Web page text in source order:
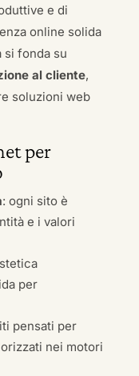
e di
online solida
si fonda su
al cliente,
soluzioni web
per
: ogni sito è
e i valori
per
pensati per
nei motori